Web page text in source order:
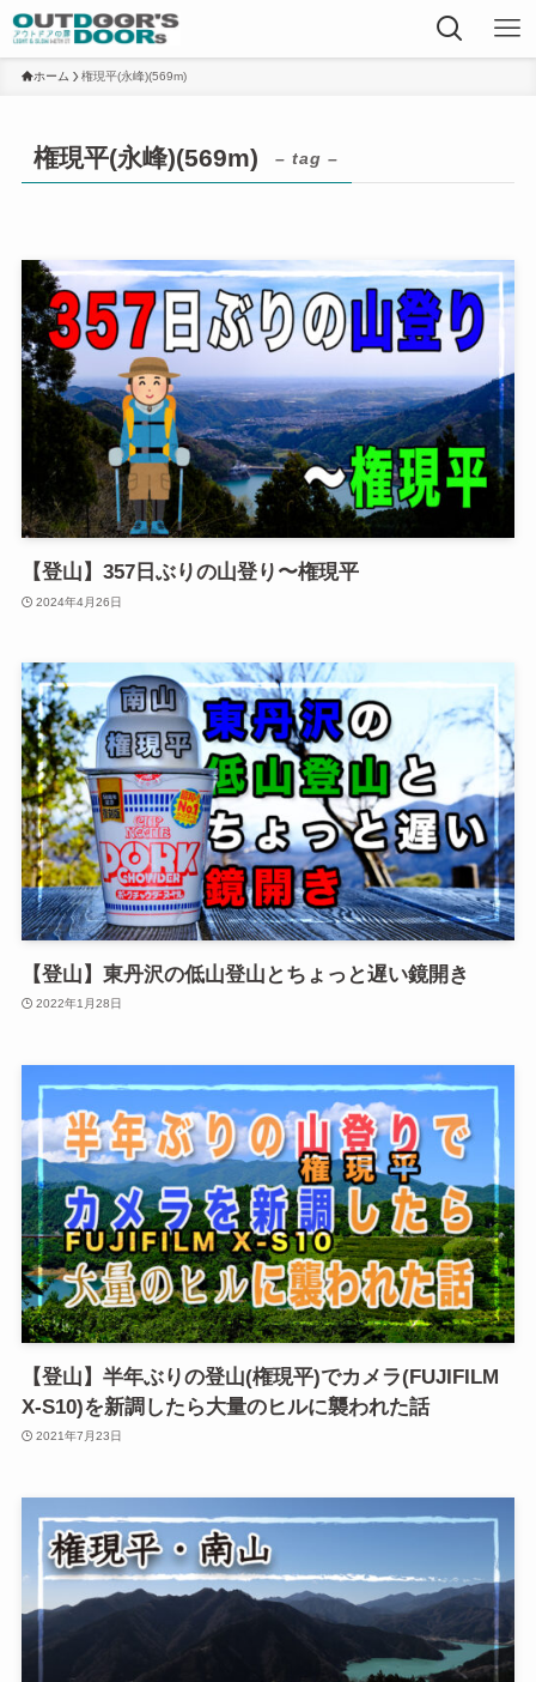
ホーム 権現平(永峰)(569m)
権現平(永峰)(569m) – tag –
【登山】357日ぶりの山登り〜権現平
2024年4月26日
【登山】東丹沢の低山登山とちょっと遅い鏡開き
2022年1月28日
【登山】半年ぶりの登山(権現平)でカメラ(FUJIFILM
X-S10)を新調したら大量のヒルに襲われた話
2021年7月23日